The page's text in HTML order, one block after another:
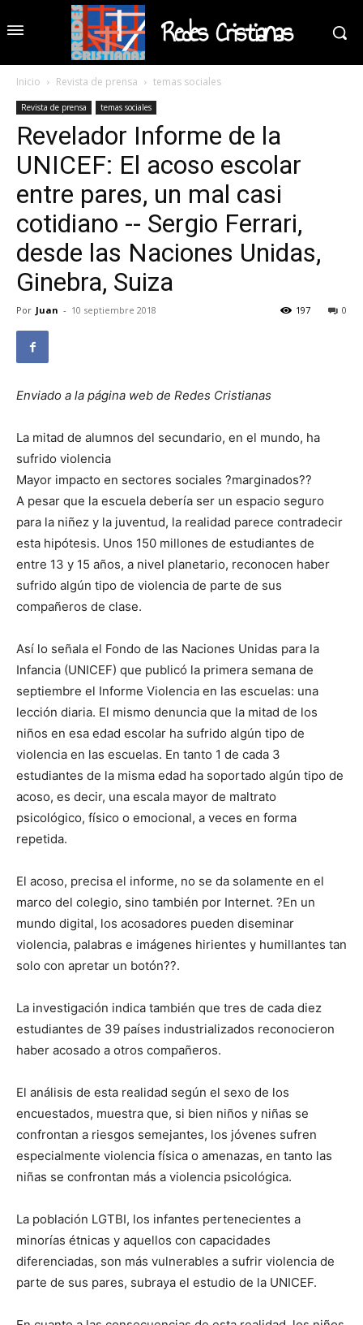
Redes Cristianas
Inicio Revista de prensa temas sociales
Revista de prensa temas sociales
Revelador Informe de la
UNICEF: El acoso escolar
entre pares, un mal casi
cotidiano -- Sergio Ferrari,
desde las Naciones Unidas,
Ginebra, Suiza
Por Juan - 10 septiembre 2018 0
197
Enviado a la página web de Redes Cristianas
La mitad de alumnos del secundario, en el mundo, ha
sufrido violencia
Mayor impacto en sectores sociales ?marginados??
A pesar que la escuela debería ser un espacio seguro
para la niñez y la juventud, la realidad parece contradecir
esta hipótesis. Unos 150 millones de estudiantes de
entre 13 y 15 años, a nivel planetario, reconocen haber
sufrido algún tipo de violencia de parte de sus
compañeros de clase.
Así lo señala el Fondo de las Naciones Unidas para la
Infancia (UNICEF) que publicó la primera semana de
septiembre el Informe Violencia en las escuelas: una
lección diaria. El mismo denuncia que la mitad de los
niños en esa edad escolar ha sufrido algún tipo de
violencia en las escuelas. En tanto 1 de cada 3
estudiantes de la misma edad ha soportado algún tipo de
acoso, es decir, una escala mayor de maltrato
psicológico, físico o emocional, a veces en forma
repetida.
El acoso, precisa el informe, no se da solamente en el
marco del colegio, sino también por Internet. ?En un
mundo digital, los acosadores pueden diseminar
violencia, palabras e imágenes hirientes y humillantes tan
solo con apretar un botón??.
La investigación indica también que tres de cada diez
estudiantes de 39 países industrializados reconocieron
haber acosado a otros compañeros.
El análisis de esta realidad según el sexo de los
encuestados, muestra que, si bien niños y niñas se
confrontan a riesgos semejantes, los jóvenes sufren
especialmente violencia física o amenazas, en tanto las
niñas se confrontan más a violencia psicológica.
La población LGTBI, los infantes pertenecientes a
minorías étnicas y aquellos con capacidades
diferenciadas, son más vulnerables a sufrir violencia de
parte de sus pares, subraya el estudio de la UNICEF.